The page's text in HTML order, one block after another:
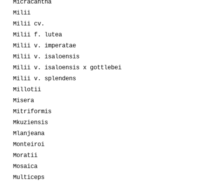
Micracantha
Milii
Milii cv.
Milii f. lutea
Milii v. imperatae
Milii v. isaloensis
Milii v. isaloensis x gottlebei
Milii v. splendens
Millotii
Misera
Mitriformis
Mkuziensis
Mlanjeana
Monteiroi
Moratii
Mosaica
Multiceps